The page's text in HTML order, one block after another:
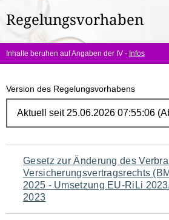
hier:
Regelungsvorhaben
Inhalte beruhen auf Angaben der IV - Infos
Version des Regelungsvorhabens
Navigation
für
den
Gesetz zur Änderung des
Versicherungsvertragsrechts
2025 - Umsetzung EU-RiLi
2023